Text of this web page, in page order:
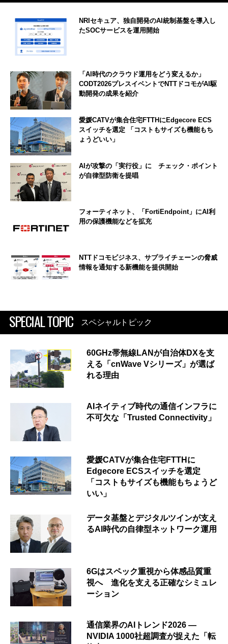
NRIセキュア、独自開発のAI統制基盤を導入し
たSOCサービスを運用開始
「AI時代のクラウド運用をどう変えるか」
CODT2026プレスイベントでNTTドコモがAI駆
動開発の成果を紹介
愛媛CATVが集合住宅FTTHにEdgecore ECS
スイッチを選定 「コストもサイズも機能もち
ょうどいい」
AIが攻撃の「実行役」に チェック・ポイント
が自律型防衛を提唱
フォーティネット、「FortiEndpoint」にAI利
用の保護機能などを拡充
NTTドコモビジネス、サプライチェーンの脅威
情報を通知する新機能を提供開始
SPECIAL TOPIC スペシャルトピック
60GHz帯無線LANが自治体DXを支
える「cnWave Vシリーズ」が選ば
れる理由
AIネイティブ時代の通信インフラに
不可欠な「Trusted Connectivity」
愛媛CATVが集合住宅FTTHに
Edgecore ECSスイッチを選定
「コストもサイズも機能もちょうど
いい」
データ基盤とデジタルツインが支え
るAI時代の自律型ネットワーク運用
6Gはスペック重視から体感品質重
視へ 進化を支える正確なシミュレ
ーション
通信業界のAIトレンド2026 ―
NVIDIA 1000社超調査が捉えた「転